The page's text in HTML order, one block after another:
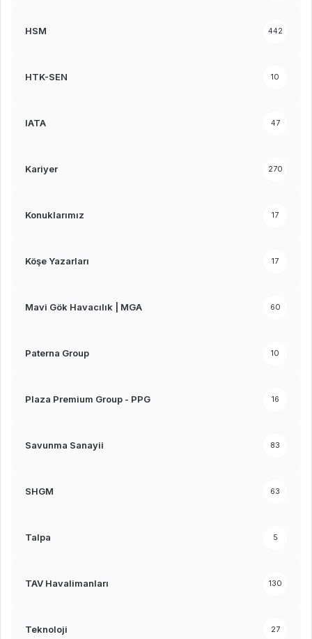
HSM 442
HTK-SEN 10
IATA 47
Kariyer 270
Konuklarımız 17
Köşe Yazarları 17
Mavi Gök Havacılık | MGA 60
Paterna Group 10
Plaza Premium Group - PPG 16
Savunma Sanayii 83
SHGM 63
Talpa 5
TAV Havalimanları 130
Teknoloji 27